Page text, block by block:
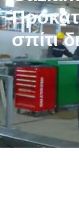
σπίτι